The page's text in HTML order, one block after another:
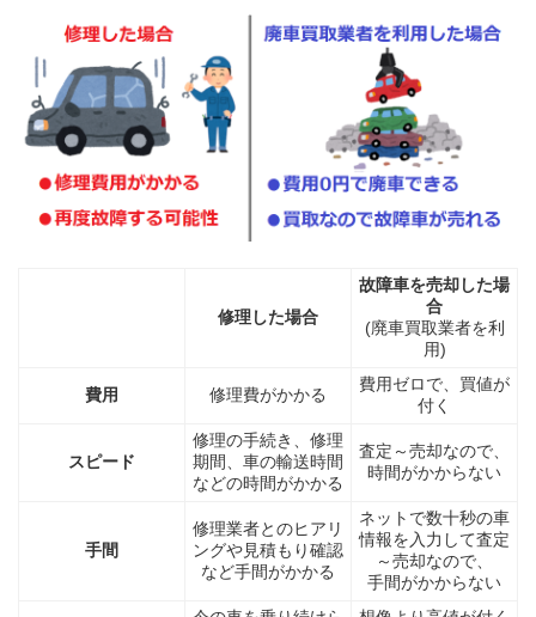
修理した場合
故障車を売却した場
合
(廃車買取業者を利
用)
費用 修理費がかかる
費用ゼロで、買値が
付く
スピード
修理の手続き、修理
期間、車の輸送時間
などの時間がかかる
査定～売却なので、
時間がかからない
手間
修理業者とのヒアリ
ングや見積もり確認
など手間がかかる
ネットで数十秒の車
情報を入力して査定
～売却なので、
手間がかからない